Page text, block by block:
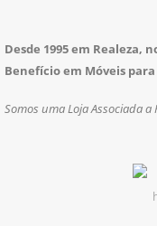
Desde 1995 em Realeza,
Benefício em Móveis para
Somos uma Loja Associada a